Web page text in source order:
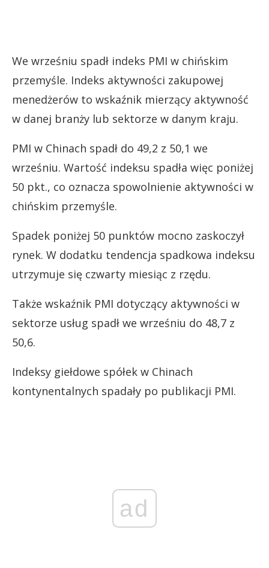
We wrześniu spadł indeks PMI w chińskim
przemyśle. Indeks aktywności zakupowej
menedżerów to wskaźnik mierzący aktywność
w danej branży lub sektorze w danym kraju.
PMI w Chinach spadł do 49,2 z 50,1 we
wrześniu. Wartość indeksu spadła więc poniżej
50 pkt., co oznacza spowolnienie aktywności w
chińskim przemyśle.
Spadek poniżej 50 punktów mocno zaskoczył
rynek. W dodatku tendencja spadkowa indeksu
utrzymuje się czwarty miesiąc z rzędu.
Także wskaźnik PMI dotyczący aktywności w
sektorze usług spadł we wrześniu do 48,7 z
50,6.
Indeksy giełdowe spółek w Chinach
kontynentalnych spadały po publikacji PMI.
ad